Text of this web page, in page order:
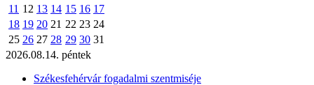
11 12 13 14 15 16 17
18 19 20 21 22 23 24
25 26 27 28 29 30 31
2026.08.14. péntek
Székesfehérvár fogadalmi szentmiséje